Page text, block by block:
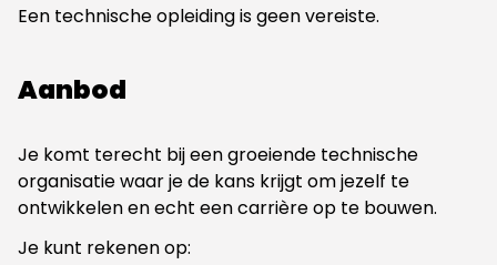
Een technische opleiding is geen vereiste.
Aanbod
Je komt terecht bij een groeiende technische
organisatie waar je de kans krijgt om jezelf te
ontwikkelen en echt een carrière op te bouwen.
Je kunt rekenen op: